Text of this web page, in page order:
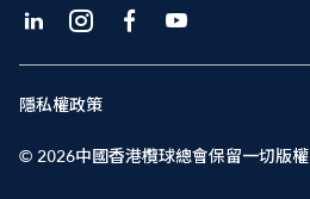
© 2026中國香港欖球總會保留一切版權
隱私權政策